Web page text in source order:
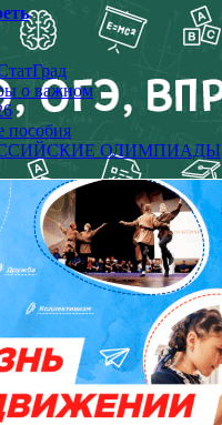
о важном
пособия
ОЛИМПИАДЫ